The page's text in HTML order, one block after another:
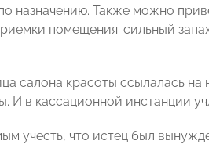
назначению. Также можно
помещения: сильный
салона красоты ссылалась
И в кассационной инстанции
учесть, что истец был